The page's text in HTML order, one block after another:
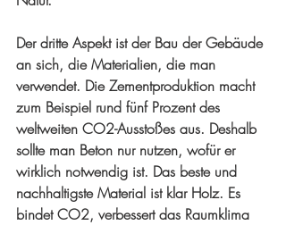
Der dritte Aspekt ist der Bau der Gebäude
an sich, die Materialien, die man
verwendet. Die Zementproduktion macht
zum Beispiel rund fünf Prozent des
weltweiten CO2-Ausstoßes aus. Deshalb
sollte man Beton nur nutzen, wofür er
wirklich notwendig ist. Das beste und
nachhaltigste Material ist klar Holz. Es
bindet CO2, verbessert das Raumklima